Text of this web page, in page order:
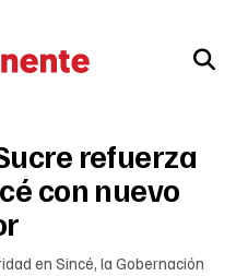
refuerza
con nuevo
en Sincé, la Gobernación